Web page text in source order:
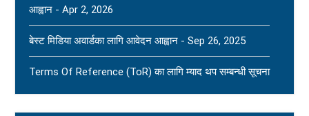
(FNJ) Is Deeply Shocked And Saddened By The
Tragic News Of The Bereavement Faced By
Naridatta Badu, President Of The FNJ Baitadi
Branch, Following The Passing Of His Father. - Aug
2, 2026
New
आह्वान - Apr 2, 2026
बेस्ट मिडिया अवार्डका लागि आवेदन आह्वान - Sep 26, 2025
Terms Of Reference (ToR) का लागि म्याद थप सम्बन्धी सूचना